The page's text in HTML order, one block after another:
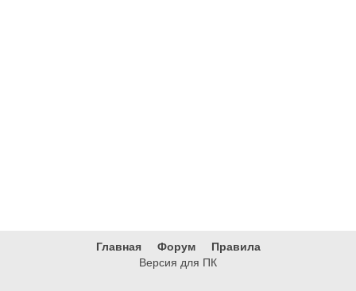
Главная Форум
Правила
Версия для ПК